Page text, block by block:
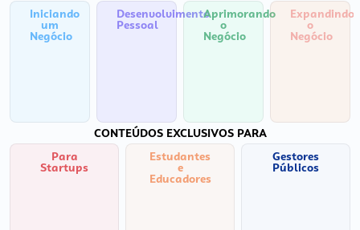
Iniciando
um
Negócio
Desenvolvimento
Pessoal
Aprimorando
o
Negócio
Expandindo
o
Negócio
CONTEÚDOS EXCLUSIVOS PARA
Para
Startups
Estudantes
e
Educadores
Gestores
Públicos